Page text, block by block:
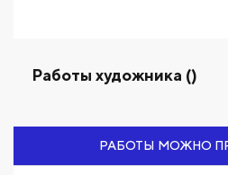
Работы художника ()
РАБОТЫ МОЖНО